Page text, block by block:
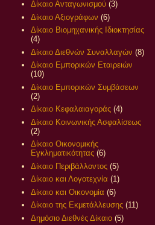
Δίκαιο Ανταγωνισμού (3)
Δίκαιο Αξιογράφων (6)
Δίκαιο Βιομηχανικής Ιδιοκτησίας
(4)
Δίκαιο Διεθνών Συναλλαγών (8)
Δίκαιο Εμπορικών Εταιρειών
(10)
Δίκαιο Εμπορικών Συμβάσεων
(2)
Δίκαιο Κεφαλαιαγοράς (4)
Δίκαιο Κοινωνικής Ασφαλίσεως
(2)
Δίκαιο Οικονομικής
Εγκληματικότητας (6)
Δίκαιο Περιβάλλοντος (5)
Δίκαιο και Λογοτεχνία (1)
Δίκαιο και Οικονομία (6)
Δίκαιο της Εκμετάλλευσης (11)
Δημόσιο Διεθνές Δίκαιο (5)